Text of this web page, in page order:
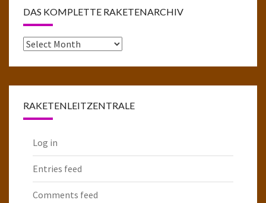
DAS KOMPLETTE RAKETENARCHIV
Das
RAKETENLEITZENTRALE
Log in
Entries feed
Comments feed